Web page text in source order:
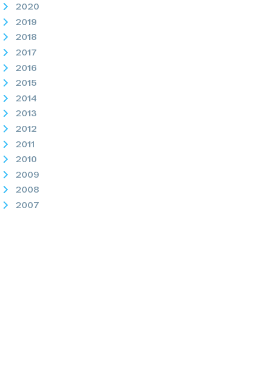
2020
2019
2018
2017
2016
2015
2014
2013
2012
2011
2010
2009
2008
2007